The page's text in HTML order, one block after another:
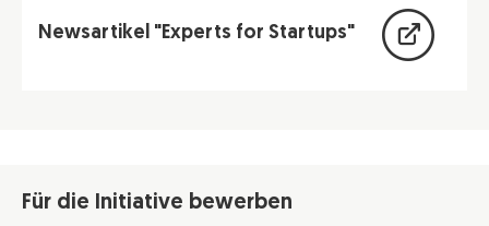
Newsartikel "Experts for Startups"
Für die Initiative bewerben